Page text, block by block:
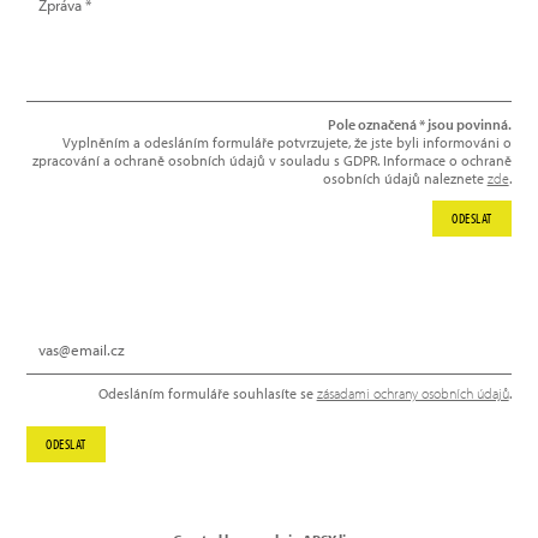
Odesláním formuláře souhlasíte se zásadami ochrany osobních údajů.
ODESLAT
Pole označená * jsou povinná.
Vyplněním a odesláním formuláře potvrzujete, že jste byli informováni o
zpracování a ochraně osobních údajů v souladu s GDPR. Informace o ochraně
osobních údajů naleznete zde.
ODESLAT